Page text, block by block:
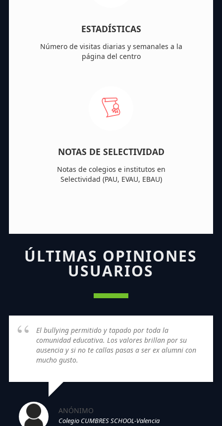
ESTADÍSTICAS
Número de visitas diarias y semanales a la
página del centro
NOTAS DE SELECTIVIDAD
Notas de colegios e institutos en
Selectividad (PAU, EVAU, EBAU)
ÚLTIMAS OPINIONES
USUARIOS
El bullying permitido y tapado por toda la
comunidad educativa. Los valores brillan por su
ausencia y si no te callas pasas a ser ex alumni con
mucho gusto.
ANÓNIMO
Colegio CUMBRES SCHOOL-Valencia